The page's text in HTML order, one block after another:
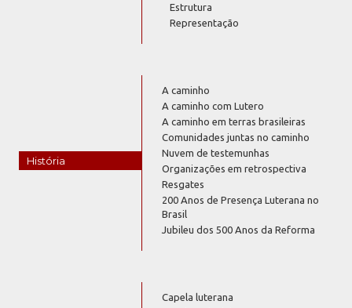
Estrutura
Representação
História
A caminho
A caminho com Lutero
A caminho em terras brasileiras
Comunidades juntas no caminho
Nuvem de testemunhas
Organizações em retrospectiva
Resgates
200 Anos de Presença Luterana no
Brasil
Jubileu dos 500 Anos da Reforma
Capela luterana